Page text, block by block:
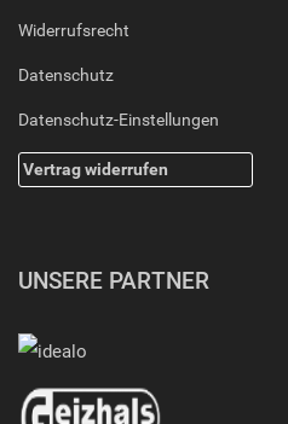
Widerrufsrecht
Datenschutz
Datenschutz-Einstellungen
Vertrag widerrufen
UNSERE PARTNER